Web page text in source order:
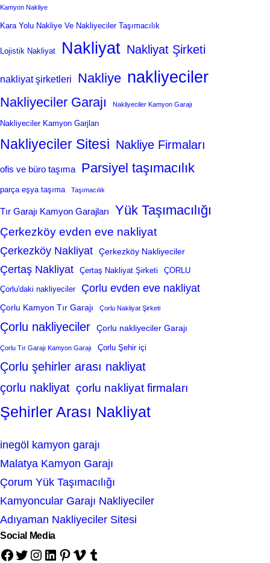
Kamyon Nakliye
Kara Yolu Nakliye Ve Nakliyeciler Taşımacılık
Lojistik Nakliyat Nakliyat Nakliyat Şirketi
nakliyat şirketleri Nakliye nakliyeciler
Nakliyeciler Garajı Nakliyeciler Kamyon Garajı
Nakliyeciler Kamyon Garjları
Nakliyeciler Sitesi Nakliye Firmaları
ofis ve büro taşıma Parsiyel taşımacılık
parça eşya taşıma Taşımacılık
Tır Garajı Kamyon Garajları Yük Taşımacılığı
Çerkezköy evden eve nakliyat
Çerkezköy Nakliyat Çerkezköy Nakliyeciler
Çertaş Nakliyat Çertaş Nakliyat Şirketi ÇORLU
Çorlu'daki nakliyeciler Çorlu evden eve nakliyat
Çorlu Kamyon Tır Garajı Çorlu Nakliyat Şirketi
Çorlu nakliyeciler Çorlu nakliyeciler Garajı
Çorlu Tır Garajı Kamyon Garajı Çorlu Şehir içi
Çorlu şehirler arası nakliyat
çorlu nakliyat çorlu nakliyat firmaları
Şehirler Arası Nakliyat
inegöl kamyon garajı
Malatya Kamyon Garajı
Çorum Yük Taşımacılığı
Kamyoncular Garajı Nakliyeciler
Adıyaman Nakliyeciler Sitesi
Social Media
Facebook Twitter Instagram LinkedIn Pinterest Vimeo Tumblr